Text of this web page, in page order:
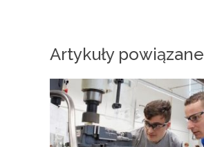
u
c
z
Artykuły powiązane